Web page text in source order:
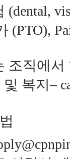
(dental,
(PTO),
조직에
복지–